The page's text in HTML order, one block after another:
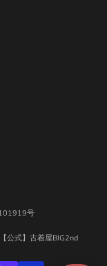
号
公式】古着屋BIG2nd